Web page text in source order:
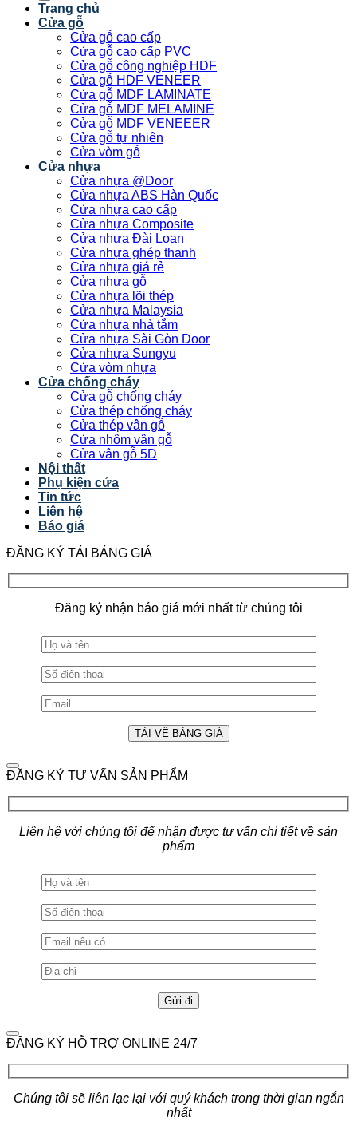
Trang chủ
Cửa gỗ
Cửa gỗ cao cấp
Cửa gỗ cao cấp PVC
Cửa gỗ công nghiệp HDF
Cửa gỗ HDF VENEER
Cửa gỗ MDF LAMINATE
Cửa gỗ MDF MELAMINE
Cửa gỗ MDF VENEEER
Cửa gỗ tự nhiên
Cửa vòm gỗ
Cửa nhựa
Cửa nhựa @Door
Cửa nhựa ABS Hàn Quốc
Cửa nhựa cao cấp
Cửa nhựa Composite
Cửa nhựa Đài Loan
Cửa nhựa ghép thanh
Cửa nhựa giá rẻ
Cửa nhựa gỗ
Cửa nhựa lõi thép
Cửa nhựa Malaysia
Cửa nhựa nhà tắm
Cửa nhựa Sài Gòn Door
Cửa nhựa Sungyu
Cửa vòm nhựa
Cửa chống cháy
Cửa gỗ chống cháy
Cửa thép chống cháy
Cửa thép vân gỗ
Cửa nhôm vân gỗ
Cửa vân gỗ 5D
Nội thất
Phụ kiện cửa
Tin tức
Liên hệ
Báo giá
ĐĂNG KÝ TẢI BẢNG GIÁ
Đăng ký nhận báo giá mới nhất từ chúng tôi
ĐĂNG KÝ TƯ VẤN SẢN PHẨM
Liên hệ với chúng tôi để nhận được tư vấn chi tiết về sản
phẩm
ĐĂNG KÝ HỖ TRỢ ONLINE 24/7
Chúng tôi sẽ liên lạc lại với quý khách trong thời gian ngắn
nhất